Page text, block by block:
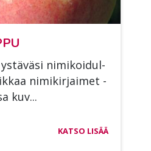
ni­mi­koi­dul­
ni­mi­kir­jai­met -
kuv...
KATSO LISÄÄ